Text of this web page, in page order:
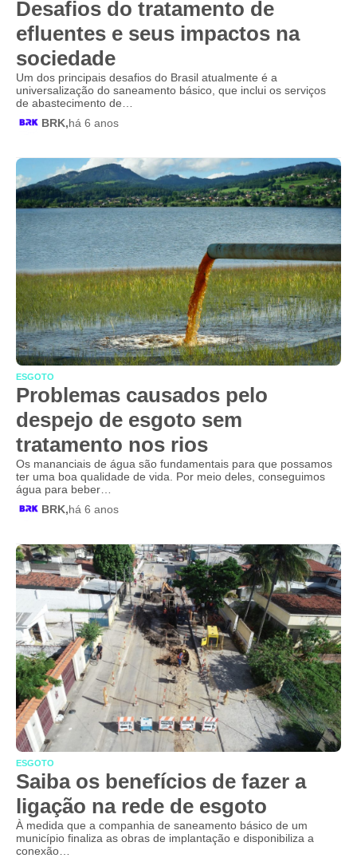
Desafios do tratamento de
efluentes e seus impactos na
sociedade
Um dos principais desafios do Brasil atualmente é a
universalização do saneamento básico, que inclui os serviços
de abastecimento de…
BRK,há 6 anos
ESGOTO
Problemas causados pelo
despejo de esgoto sem
tratamento nos rios
Os mananciais de água são fundamentais para que possamos
ter uma boa qualidade de vida. Por meio deles, conseguimos
água para beber…
BRK,há 6 anos
ESGOTO
Saiba os benefícios de fazer a
ligação na rede de esgoto
À medida que a companhia de saneamento básico de um
município finaliza as obras de implantação e disponibiliza a
conexão…